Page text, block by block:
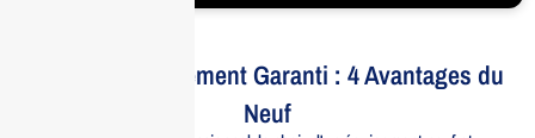
Votre Investissement Garanti : 4 Avantages du
Neuf